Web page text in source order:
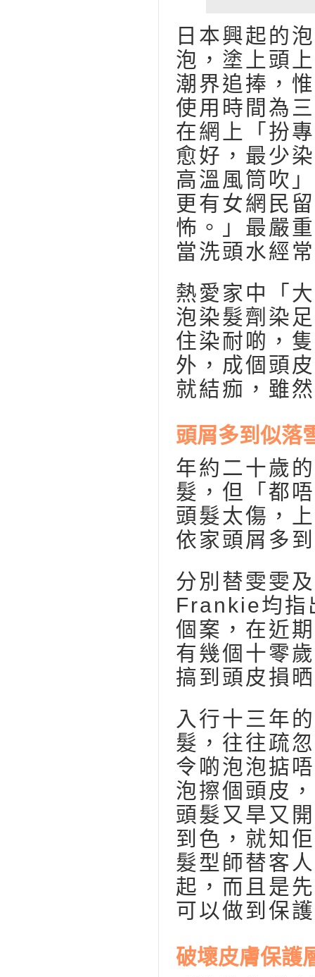
日本興起的
泡，塗上頭
潮界追捧，
使用時間為
在網上「扮
愈好，最少
高溫風筒吹
更有女網民
怖。」最嚴
當洗頭水經
熱愛家中「
泡染髮劑染
住染耐啲，
外，成個頭
就結痂，雖
頭屑多到似落
年約二十歲
髮，但「都
頭髮太傷，
依家頭屑多
分別替雯雯
Frankie均指
個案，在近
有幾個十零
搞到頭皮損
入行十三年
髮，往往疏
令啲泡泡掂
泡擦個頭皮
頭髮又旱又
到色，就知
髮型師替客
起，而且是
可以做到保
破壞皮膚保護